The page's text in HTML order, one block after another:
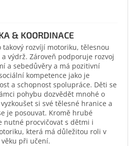
& KOORDINACE
takový rozvíjí motoriku, tělesnou
výdrž. Zároveň podporuje rozvoj
a sebedůvěry a má pozitivní
kompetence jako je
a schopnost spolupráce. Děti se
pohybu dozvědět mnohé o
si své tělesné hranice a
je posouvat. Kromě hrubé
nutné procvičovat s dětmi i
která má důležitou roli v
při učení.